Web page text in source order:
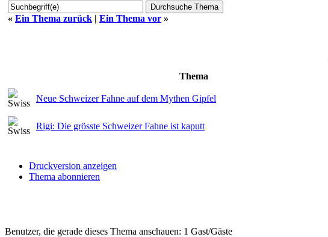
« Ein Thema zurück | Ein Thema vor »
Thema
Neue Schweizer Fahne auf dem Mythen Gipfel
Rigi: Die grösste Schweizer Fahne ist kaputt
Druckversion anzeigen
Thema abonnieren
Benutzer, die gerade dieses Thema anschauen: 1 Gast/Gäste